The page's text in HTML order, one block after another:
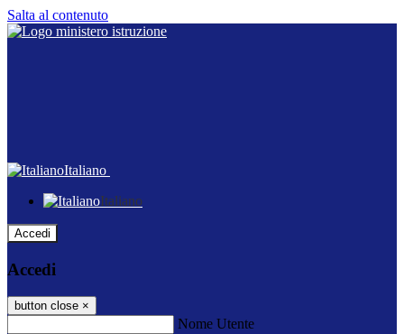
Salta al contenuto
Italiano
Italiano
Accedi
Accedi
button close ×
Nome Utente